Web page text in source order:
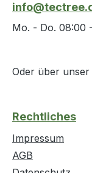
Mo. - Do. 08:00
Oder über unser
Rechtliches
Impressum
AGB